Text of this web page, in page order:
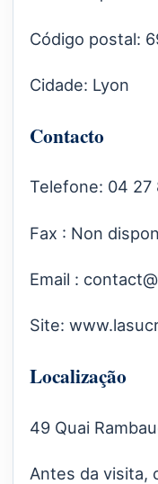
Código postal:
Cidade: Lyon
Contacto
Telefone: 04 27
Fax : Non
Email :
Site:
Localização
49 Quai
Antes da visita,